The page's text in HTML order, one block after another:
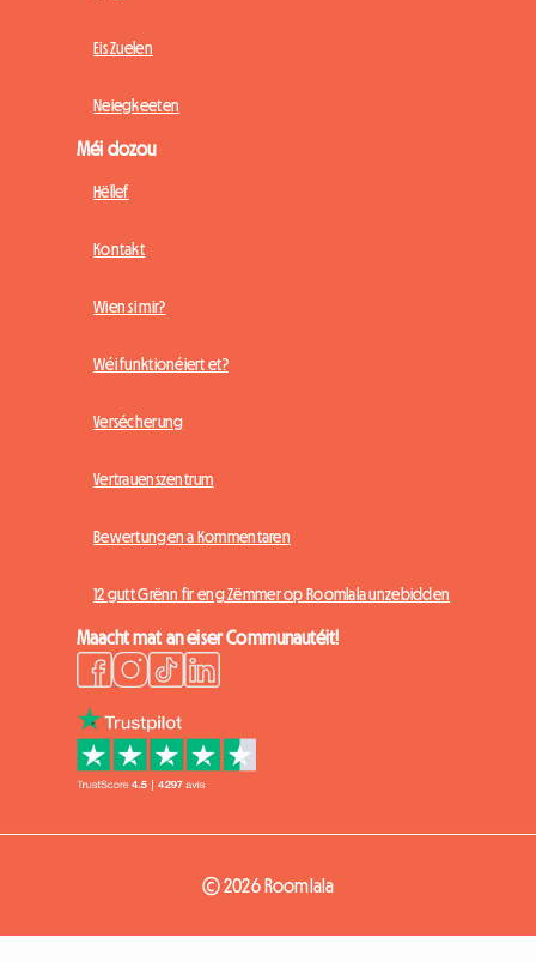
Eis Zuelen
Neiegkeeten
Méi dozou
Hëllef
Kontakt
Wien si mir?
Wéi funktionéiert et?
Versécherung
Vertrauenszentrum
Bewertungen a Kommentaren
12 gutt Grënn fir eng Zëmmer op Roomlala unzebidden
Maacht mat an eiser Communautéit!
© 2026 Roomlala